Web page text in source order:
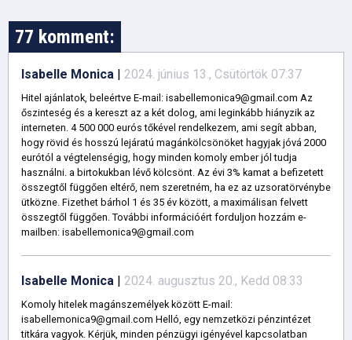
77 komment:
Isabelle Monica | 2024. június 13., Csütörtök 07:37
Hitel ajánlatok, beleértve E-mail: isabellemonica9@gmail.com Az
őszinteség és a kereszt az a két dolog, ami leginkább hiányzik az
interneten. 4 500 000 eurós tőkével rendelkezem, ami segít abban,
hogy rövid és hosszú lejáratú magánkölcsönöket hagyjak jóvá 2000
eurótól a végtelenségig, hogy minden komoly ember jól tudja
használni. a birtokukban lévő kölcsönt. Az évi 3% kamat a befizetett
összegtől függően eltérő, nem szeretném, ha ez az uzsoratörvénybe
ütközne. Fizethet bárhol 1 és 35 év között, a maximálisan felvett
összegtől függően. További információért forduljon hozzám e-
mailben: isabellemonica9@gmail.com
Isabelle Monica | 2024. augusztus 20., Kedd 08:33
Komoly hitelek magánszemélyek között E-mail:
isabellemonica9@gmail.com Helló, egy nemzetközi pénzintézet
titkára vagyok. Kérjük, minden pénzügyi igényével kapcsolatban